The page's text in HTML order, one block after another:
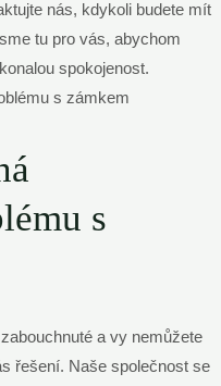
nás, kdykoli budete mít
tu pro vás, abychom
spokojenost.
s
a vy nemůžete
řešení. Naše společnost se